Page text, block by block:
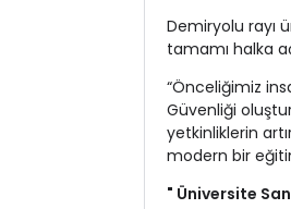
Demiryolu rayı
tamamı halka
“Önceliğimiz
Güvenliği
yetkinliklerin
modern bir
" Üniversite